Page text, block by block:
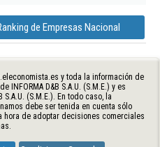
de Empresas Nacional
y toda la información de
D&B S.A.U. (S.M.E.) y es
(S.M.E.). En todo caso, la
debe ser tenida en cuenta sólo
hora de adoptar decisiones comerciales